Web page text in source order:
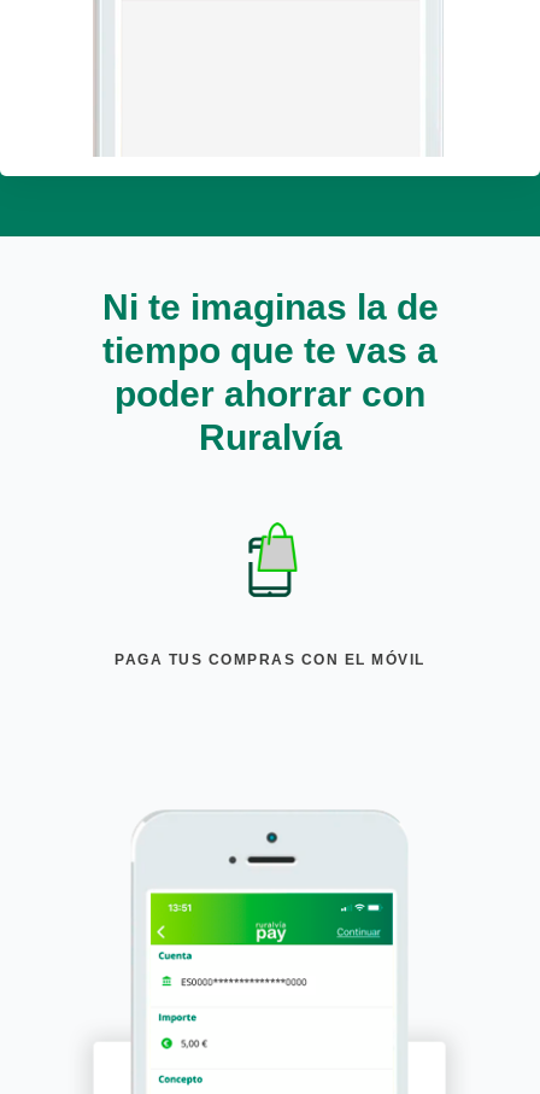
Ni te imaginas la de
tiempo que te vas a
poder ahorrar con
Ruralvía
PAGA TUS COMPRAS CON EL MÓVIL